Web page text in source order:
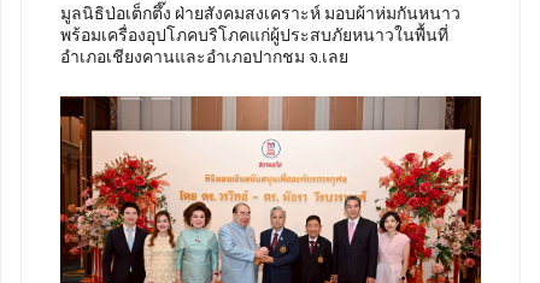
มูลนิธิป่อเต็กตึ๊ง ฝ่ายสังคมสงเคราะห์ มอบผ้าห่มกันหนาว
พร้อมเครื่องอุปโภคบริโภคแก่ผู้ประสบภัยหนาวในพื้นที่
อำเภอเชียงคานและอำเภอปากชม จ.เลย